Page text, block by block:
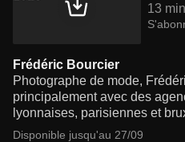
13 min
Frédéric Bourcier
Photographe de mode,
principalement avec des
lyonnaises, parisiennes et
Disponible jusqu'au 27/09